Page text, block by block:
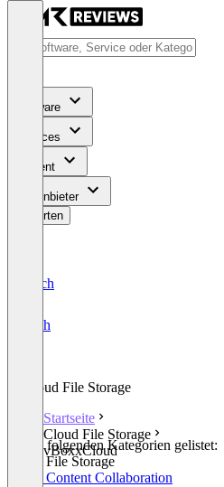
Software
Services
Content
Für Anbieter
Bewerten
Deutsch
English
Cloud File Storage
Startseite
Cloud File Storage
vBoxxCloud
In den folgenden Kategorien gelistet:
Cloud File Storage
Cloud Content Collaboration